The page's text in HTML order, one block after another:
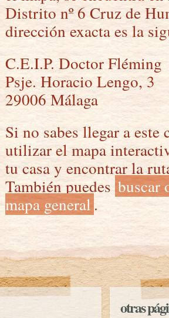
Distrito nº 6 Cruz de
dirección exacta es la
C.E.I.P. Doctor Fléming
Psje. Horacio Lengo, 3
29006 Málaga
Si no sabes llegar a este
utilizar el mapa
tu casa y encontrar la
También puedes buscar
mapa general.
otras